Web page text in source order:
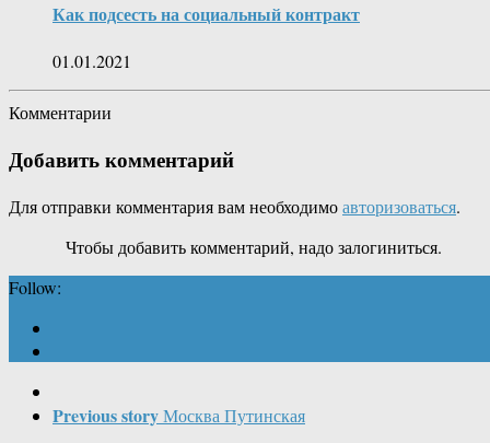
Как подсесть на социальный контракт
01.01.2021
Комментарии
Добавить комментарий
Для отправки комментария вам необходимоавторизоваться.
Чтобы добавить комментарий, надо залогиниться.
Follow:
Previous storyМосква Путинская